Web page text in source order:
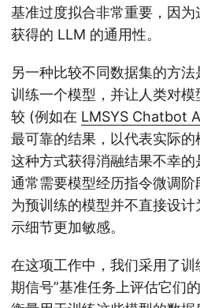
基准过度拟合非常重要，因
获得的 LLM 的通用性。
另一种比较不同数据集的方
训练一个模型，并让人类对
较 (例如在 LMSYS Chatbot
最可靠的结果，以代表实际
这种方式获得消融结果不幸
通常需要模型经历指令微调阶
为预训练的模型并不直接设
示细节更加敏感。
在这项工作中，我们采用了训
期信号”基准任务上评估它们